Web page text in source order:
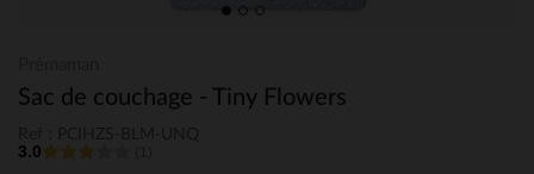
Sac de couchage - Tiny Flowers
3.0